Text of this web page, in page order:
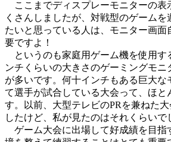
ここまでディスプレーモニターの表
くさんしましたが、対戦型のゲーム
たいと思っている人は、モニター画面
要ですよ！
というのも家庭用ゲーム機を使用す
ンチくらいの大きさのゲーミングモニ
が多いです。何十インチもある巨大な
て選手が試合している大会って、ほと
す。以前、大型テレビのPRを兼ねた
したけど、私が見たのはそれくらいで
ゲーム大会に出場して好成績を目指